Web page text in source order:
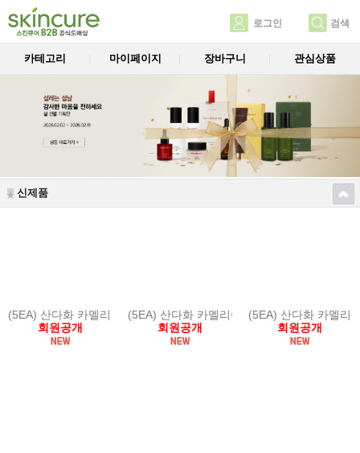
로그인 검색
카테고리 마이페이지 장바구니 관심상품
신제품
(5EA) 산다화 카멜리아 디바인 리프레시 토너
회원공개
(5EA) 산다화 카멜리아 브라이트 리바이브 로
회원공개
(5EA) 산다화 카멜리
회원공개